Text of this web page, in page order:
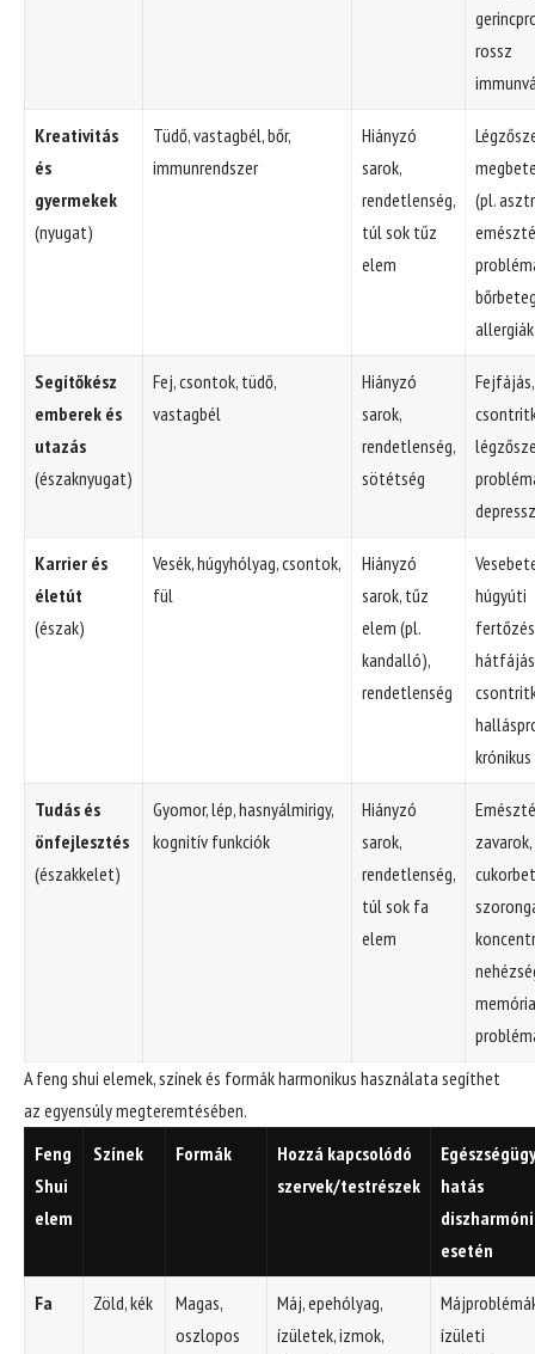
rossz
Kreativitás
és
gyermekek
(nyugat)
Tüdő, vastagbél, bőr,
immunrendszer
Hiányzó
sarok,
rendetlenség,
túl sok tűz
elem
(pl.
allergiák
Segítőkész
emberek és
utazás
(északnyugat)
Fej, csontok, tüdő,
vastagbél
Hiányzó
sarok,
rendetlenség,
sötétség
Karrier és
életút
(észak)
Vesék, húgyhólyag, csontok,
fül
Hiányzó
sarok, tűz
elem (pl.
kandalló),
rendetlenség
húgyúti
Tudás és
önfejlesztés
(északkelet)
Gyomor, lép, hasnyálmirigy,
kognitív funkciók
Hiányzó
sarok,
rendetlenség,
túl sok fa
elem
zavarok,
memória
A feng shui elemek, színek és formák harmonikus használata segíthet
az egyensúly megteremtésében.
Feng
Shui
elem
Színek Formák
Hozzá kapcsolódó
szervek/testrészek
hatás
esetén
Fa Zöld, kék
Magas,
oszlopos
Máj, epehólyag,
ízületek, izmok,
ízületi